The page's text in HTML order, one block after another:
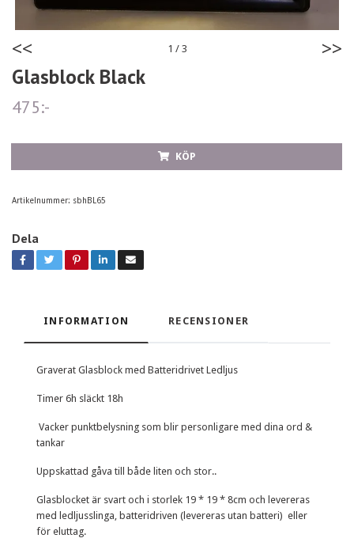
<< 1 / 3 >>
Glasblock Black
475:-
KÖP
Artikelnummer: sbhBL65
Dela
INFORMATION RECENSIONER
Graverat Glasblock med Batteridrivet Ledljus
Timer 6h släckt 18h
Vacker punktbelysning som blir personligare med dina ord &
tankar
Uppskattad gåva till både liten och stor..
Glasblocket är svart och i storlek 19 * 19 * 8cm och levereras
med ledljusslinga, batteridriven (levereras utan batteri) eller
för eluttag.